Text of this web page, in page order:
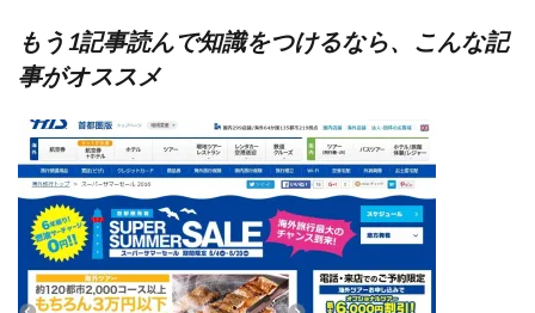
もう1記事読んで知識をつけるなら、こんな記
事がオススメ